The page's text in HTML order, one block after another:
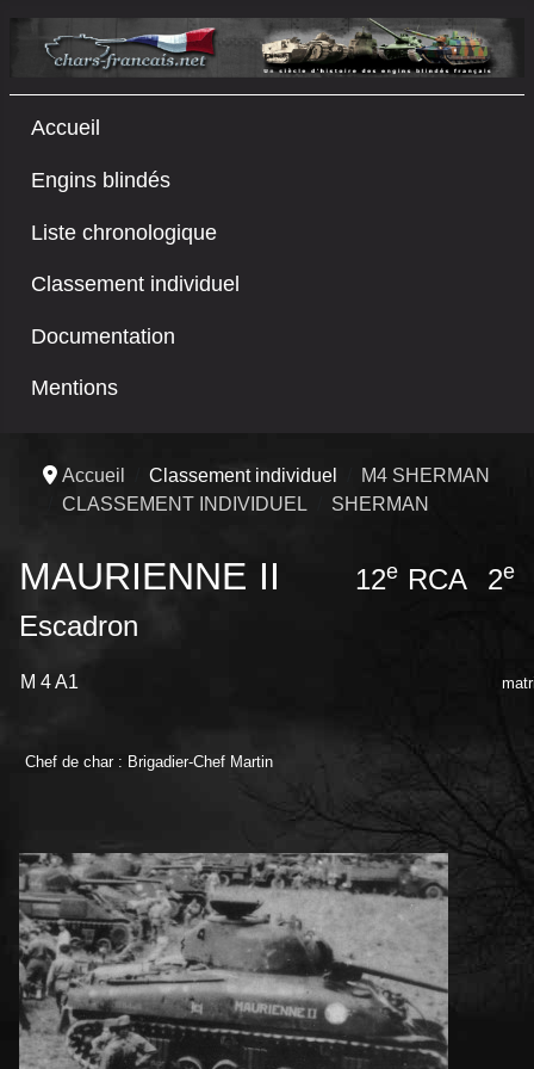
Accueil
Engins blindés
Liste chronologique
Classement individuel
Documentation
Mentions
Accueil Classement individuel
M4 SHERMAN
CLASSEMENT INDIVIDUEL
SHERMAN
MAURIENNE II 12eRCA 2e
Escadron
M 4 A1
Chef de char : Brigadier-Chef Martin